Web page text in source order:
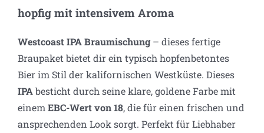
hopfig mit intensivem Aroma
Westcoast IPA Braumischung– dieses fertige
Braupaket bietet dir ein typisch hopfenbetontes
Bier im Stil der kalifornischen Westküste. Dieses
IPAbesticht durch seine klare, goldene Farbe mit
einem EBC-Wert von 18, die für einen frischen und
ansprechenden Look sorgt. Perfekt für Liebhaber